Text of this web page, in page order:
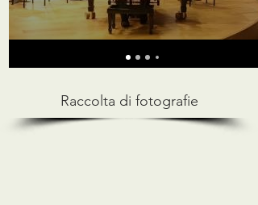
Raccolta di fotografie